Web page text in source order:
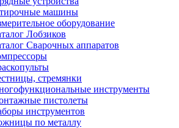
машины
оборудование
Лобзиков
Сварочных аппаратов
стремянки
инструменты
пистолеты
инструментов
по металлу